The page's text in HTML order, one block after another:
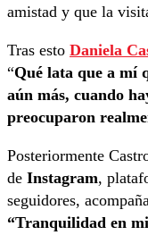
amistad y que la
Tras esto Daniela
“Qué lata que a mí
aún más, cuando
preocuparon
Posteriormente
de Instagram,
seguidores,
“Tranquilidad en